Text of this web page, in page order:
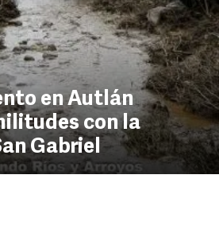
en Autlán
con la
Gabriel